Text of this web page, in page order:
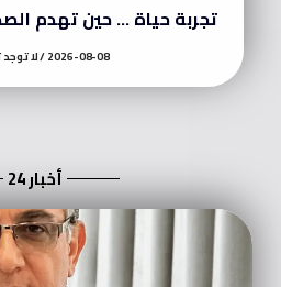
تجربة حياة … حين تهدم
2026-08-08 لا توجد
أخبار 24